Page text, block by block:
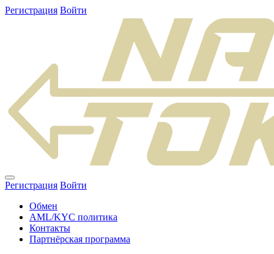
Регистрация Войти
Регистрация Войти
Обмен
AML/KYC политика
Контакты
Партнёрская программа